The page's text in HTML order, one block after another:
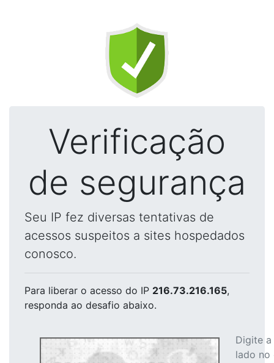
Verificação
de segurança
Seu IP fez diversas tentativas de
acessos suspeitos a sites hospedados
conosco.
Para liberar o acesso do IP 216.73.216.165,
responda ao desafio abaixo.
Digite
lado no